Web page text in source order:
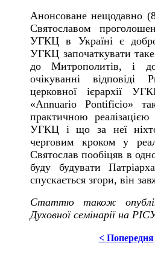
Анонсоване нещодавно
Святославом
УГКЦ в Україні є
УГКЦ започаткувати
до Митрополитів, і
очікуванні
церковної ієрархії
«Annuario Pontificio»
практичною
УГКЦ і що за неї
черговим кроком у
Святослав пообіцяв в
буду будувати
спускається згори, він
Статтю також
Духовної семінарії на
< Попередня